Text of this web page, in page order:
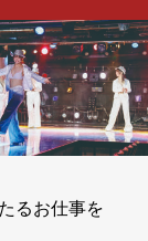
るお仕事を